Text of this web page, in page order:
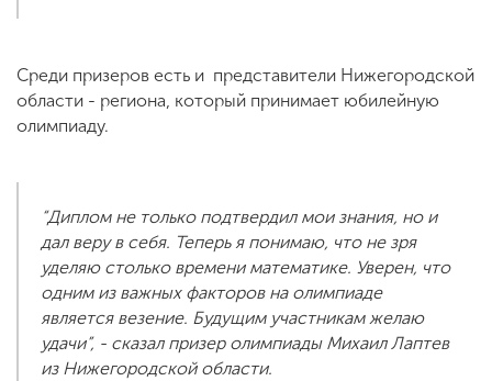
Среди призеров есть и представители Нижегородской
области - региона, который принимает юбилейную
олимпиаду.
“Диплом не только подтвердил мои знания, но и
дал веру в себя. Теперь я понимаю, что не зря
уделяю столько времени математике. Уверен, что
одним из важных факторов на олимпиаде
является везение. Будущим участникам желаю
удачи”, - сказал призер олимпиады Михаил Лаптев
из Нижегородской области.